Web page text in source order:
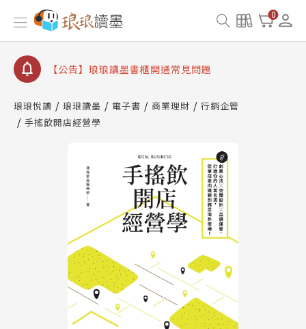
0
【公告】因 Readmoo 讀墨系統維護中，本站同步暫
停部分閱讀服務
【公告】琅琅讀墨數位閱讀資產合併與書櫃開通申請
【公告】琅琅讀墨書櫃開通常見問題
請圖文教學
【公告】琅琅書店服務升級重要說明及資產合併結果
查詢
琅琅悅讀 琅琅讀墨 電子書 商業理財
行銷企管
手搖飲開店經營學